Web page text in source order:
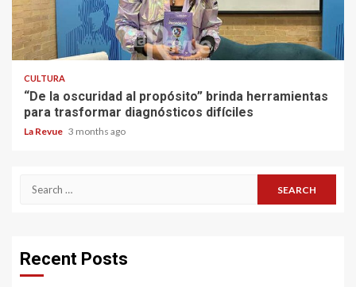
CULTURA
“De la oscuridad al propósito” brinda herramientas
para trasformar diagnósticos difíciles
La Revue 3 months ago
Search
Recent Posts